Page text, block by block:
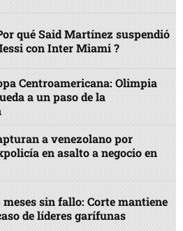
qué Said Martínez suspendió
con Inter Miami ?
Centroamericana: Olimpia
a un paso de la
a venezolano por
en asalto a negocio en
meses sin fallo: Corte mantiene
de líderes garífunas